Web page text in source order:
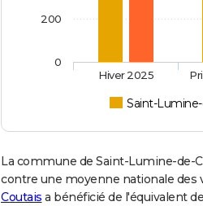
Saint-
Hiver 2025
0
200
La commune de Saint-Lumine-de-
contre une moyenne nationale des
Coutais a bénéficié de l'équivalent